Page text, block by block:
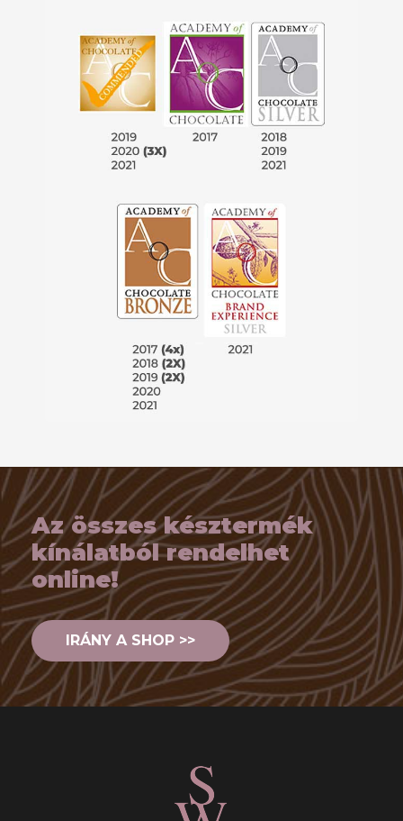
Az összes késztermék
kínálatból rendelhet
online!
IRÁNY A SHOP >>